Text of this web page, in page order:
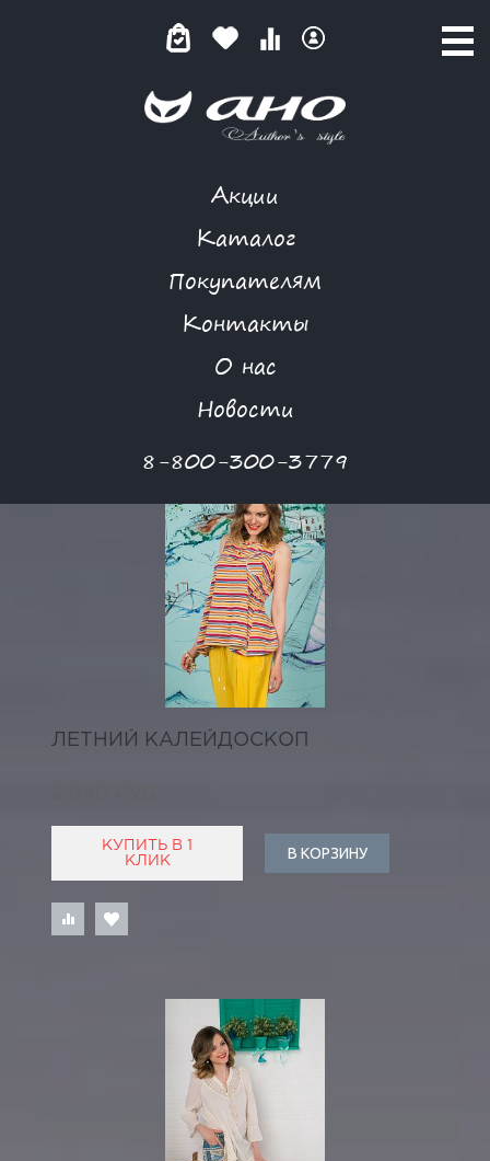
Акции
Каталог
Покупателям
Контакты
О нас
Новости
8-800-300-3779
GARDARIKA
ЛЕТНИЙ КАЛЕЙДОСКОП
КУПИТЬ В 1
КЛИК
В КОРЗИНУ